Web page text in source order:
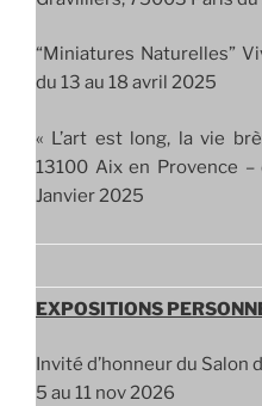
“Miniatures Naturelles”
du 13 au 18 avril 2025
« L’art est long, la vie
13100 Aix en Provence
Janvier 2025
EXPOSITIONS
Invité d’honneur du Salon
5 au 11 nov 2026